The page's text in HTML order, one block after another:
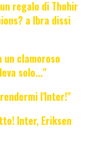
regalo di Thohir
a Ibra dissi
un clamoroso
solo..."
l'Inter!"
Inter, Eriksen